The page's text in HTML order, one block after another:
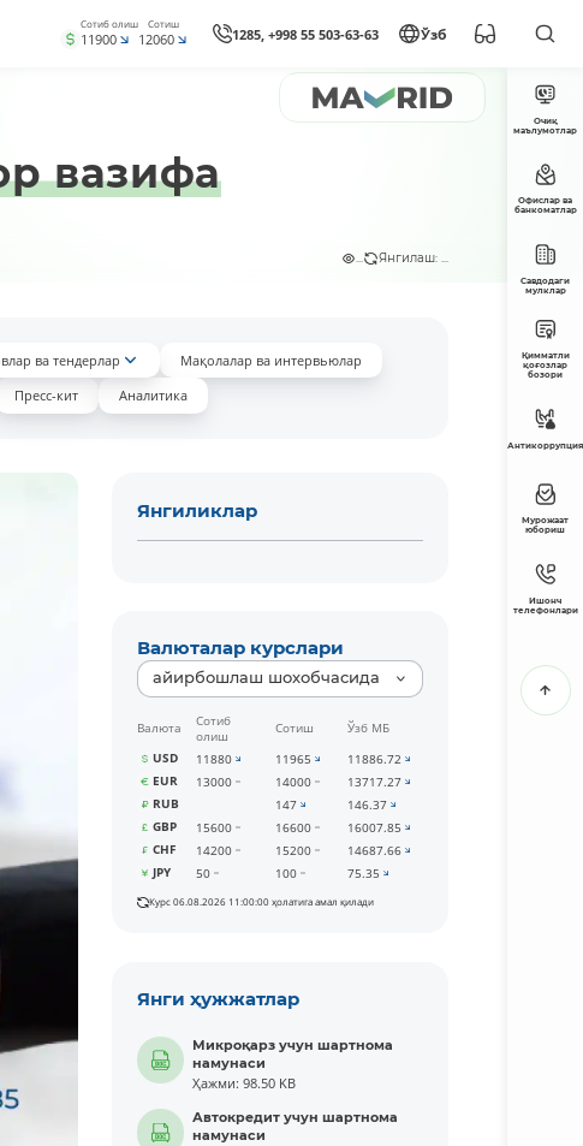
Сотиб олиш
11900
Сотиш
12060 1285, +998 55 503-63-63 Ўзб
вазифа
... Янгилаш: ...
ва тендерлар
Мақолалар ва интервьюлар
Пресс-кит Аналитика
Янгиликлар
Валюталар курслари
айирбошлаш шохобчасида
Валюта
Сотиб
олиш
Сотиш
Ўзб МБ
USD
11880 11965
11886.72
EUR
13000 14000
13717.27
RUB
147
146.37
GBP
15600 16600
16007.85
CHF
14200 15200
14687.66
JPY
50 100 75.35
Курс 06.08.2026 11:00:00 ҳолатига амал қилади
Янги ҳужжатлар
Микроқарз учун шартнома
намунаси
Ҳажми: 98.50 KB
Автокредит учун шартнома
намунаси
Очиқ
маълумотлар
Офислар ва
банкоматлар
Савдодаги
мулклар
Қимматли
қоғозлар
бозори
Антикоррупция
Мурожаат
юбориш
Ишонч
телефонлари